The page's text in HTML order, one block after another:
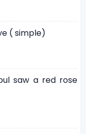
( simple)
saw a red rose